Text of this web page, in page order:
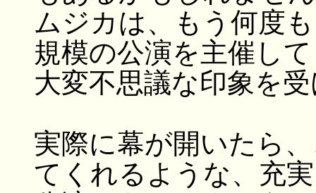
ムジカは、もう何度
規模の公演を主催し
大変不思議な印象を
実際に幕が開いたら
てくれるような、充